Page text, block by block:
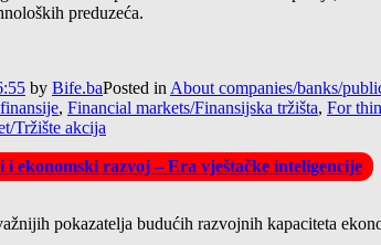
preduzeća.
by Bife.baPosted in About companies/banks/
, Financial markets/Finansijska tržišta, For
Tržište akcija
ekonomski razvoj – Era vještačke inteligencije
pokazatelja budućih razvojnih kapaciteta